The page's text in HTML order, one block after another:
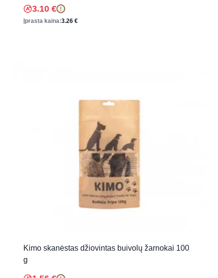
3.10 € !
Įprasta kaina:3.26 €
Kimo skanėstas džiovintas buivolų žarnokai 100
g